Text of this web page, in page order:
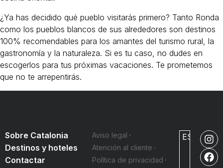
¿Ya has decidido qué pueblo visitarás primero? Tanto Ronda
como los pueblos blancos de sus alrededores son destinos
100% recomendables para los amantes del turismo rural, la
gastronomía y la naturaleza. Si es tu caso, no dudes en
escogerlos para tus próximas vacaciones. Te prometemos
que no te arrepentirás.
Sobre Catalonia
Destinos y hoteles
Contactar
Aviso legal
Atención al cliente
Política de privacidad
ES